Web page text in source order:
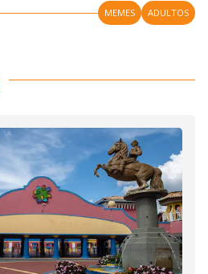
MEMES ADULTOS